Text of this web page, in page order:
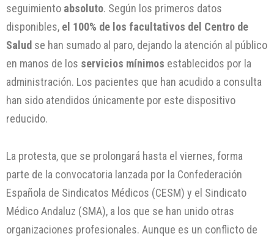
seguimiento absoluto. Según los primeros datos
disponibles, el 100% de los facultativos del Centro de
Salud se han sumado al paro, dejando la atención al público
en manos de los servicios mínimos establecidos por la
administración. Los pacientes que han acudido a consulta
han sido atendidos únicamente por este dispositivo
reducido.
La protesta, que se prolongará hasta el viernes, forma
parte de la convocatoria lanzada por la Confederación
Española de Sindicatos Médicos (CESM) y el Sindicato
Médico Andaluz (SMA), a los que se han unido otras
organizaciones profesionales. Aunque es un conflicto de